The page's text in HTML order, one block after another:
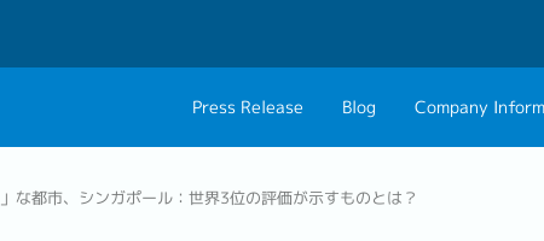
Press Release Blog Company
About Us
な都市、シンガポール：世界3位の評価が示すものとは？